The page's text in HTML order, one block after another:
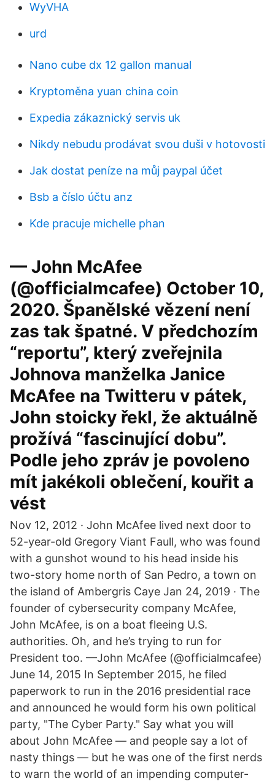
WyVHA
urd
Nano cube dx 12 gallon manual
Kryptoměna yuan china coin
Expedia zákaznický servis uk
Nikdy nebudu prodávat svou duši v hotovosti
Jak dostat peníze na můj paypal účet
Bsb a číslo účtu anz
Kde pracuje michelle phan
— John McAfee
(@officialmcafee) October 10,
2020. Španělské vězení není
zas tak špatné. V předchozím
“reportu”, který zveřejnila
Johnova manželka Janice
McAfee na Twitteru v pátek,
John stoicky řekl, že aktuálně
prožívá “fascinující dobu”.
Podle jeho zpráv je povoleno
mít jakékoli oblečení, kouřit a
vést
Nov 12, 2012 · John McAfee lived next door to
52-year-old Gregory Viant Faull, who was found
with a gunshot wound to his head inside his
two-story home north of San Pedro, a town on
the island of Ambergris Caye Jan 24, 2019 · The
founder of cybersecurity company McAfee,
John McAfee, is on a boat fleeing U.S.
authorities. Oh, and he’s trying to run for
President too. —John McAfee (@officialmcafee)
June 14, 2015 In September 2015, he filed
paperwork to run in the 2016 presidential race
and announced he would form his own political
party, "The Cyber Party." Say what you will
about John McAfee — and people say a lot of
nasty things — but he was one of the first nerds
to warn the world of an impending computer-